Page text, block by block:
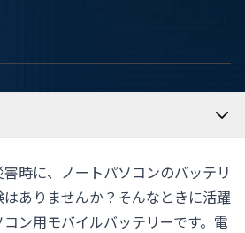
時に、ノートパソコンのバッテリ
ありませんか？そんなときに活躍
ン用モバイルバッテリーです。電